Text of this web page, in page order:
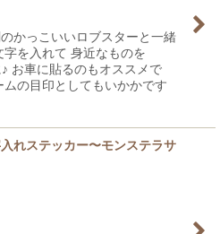
かっこいいロブスターと一緒
字を入れて 身近なものを
お車に貼るのもオススメで
の目印としてもいかかです
れステッカー〜モンステラサ